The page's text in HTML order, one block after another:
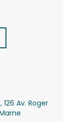
Av. Roger